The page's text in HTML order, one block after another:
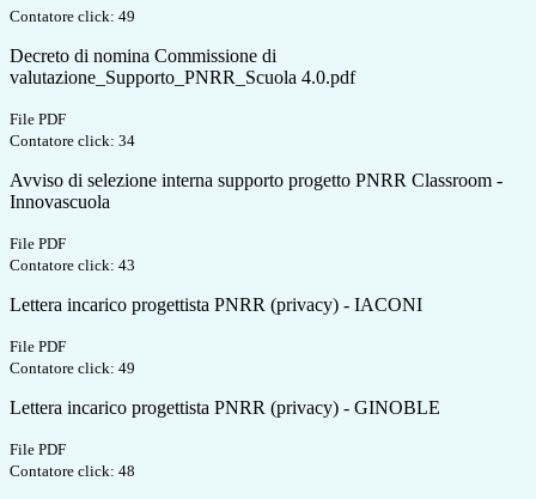
Contatore click: 49
Decreto di nomina Commissione di
valutazione_Supporto_PNRR_Scuola 4.0.pdf
File PDF
Contatore click: 34
Avviso di selezione interna supporto progetto PNRR Classroom -
Innovascuola
File PDF
Contatore click: 43
Lettera incarico progettista PNRR (privacy) - IACONI
File PDF
Contatore click: 49
Lettera incarico progettista PNRR (privacy) - GINOBLE
File PDF
Contatore click: 48